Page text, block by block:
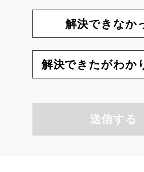
解決できなか
解決できたがわか
送信する